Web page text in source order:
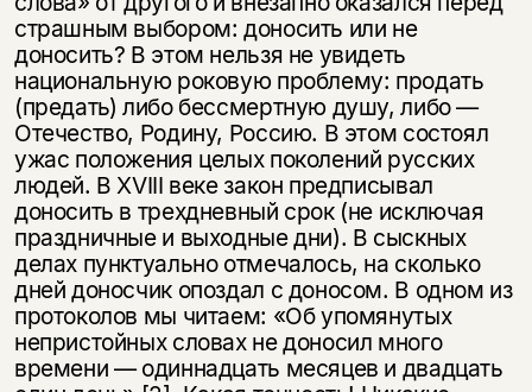
страшным выбором: доносить или не
доносить? В этом нельзя не увидеть
национальную роковую проблему: продать
(предать) либо бессмертную душу, либо —
Отечество, Родину, Россию. В этом состоял
ужас положения целых поколений русских
людей. В XVIII веке закон предписывал
доносить в трехдневный срок (не исключая
праздничные и выходные дни). В сыскных
делах пунктуально отмечалось, на сколько
дней доносчик опоздал с доносом. В одном из
протоколов мы читаем: «Об упомянутых
непристойных словах не доносил много
времени — одиннадцать месяцев и двадцать
Подписка на рассылку
Раз в неделю мы отправляем рассылку
о книгах и событиях «НЛО».
За подписку дарим промокод на
скидку 15%
Политикой конфиденциальности
Этой книги временно
нет в продаже.
Вы можете подписаться на
уведомления, и при поступлении книги
на склад получить письмо на указанный
электронный адрес.
Я соглашаюсь сПолитикой конфиденциальности
Эта книга
не предназначена для
несовершеннолетних
Скажите, пожалуйста,
вам уже исполнилось 18 лет?